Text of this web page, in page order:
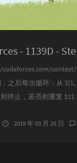
- 1139D -
之后每次循环：从
停止，若否则重复 $1$
2019 年 03 月 25 日